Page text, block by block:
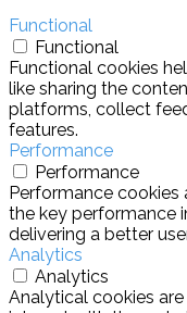
Functional
Functional
Functional cookies
like sharing the
platforms, collect
features.
Performance
Performance
Performance cookies
the key performance
delivering a better
Analytics
Analytics
Analytical cookies